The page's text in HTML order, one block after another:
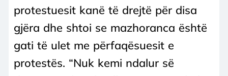
protestuesit kanë të drejtë për disa
gjëra dhe shtoi se mazhoranca është
gati të ulet me përfaqësuesit e
protestës. “Nuk kemi ndalur së